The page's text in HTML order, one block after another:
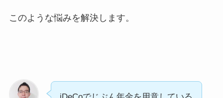
このような悩みを解決します。